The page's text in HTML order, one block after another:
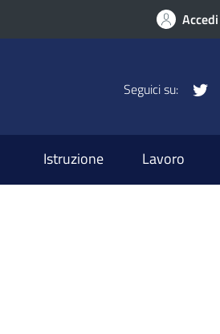
Seguici su:
Istruzione Lavoro